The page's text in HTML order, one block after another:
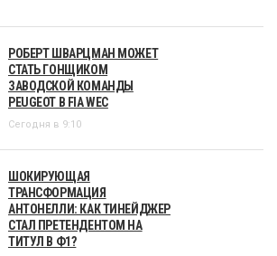
РОБЕРТ ШВАРЦМАН МОЖЕТ
СТАТЬ ГОНЩИКОМ
ЗАВОДСКОЙ КОМАНДЫ
PEUGEOT В FIA WEC
Сегодня в 9:10
ШОКИРУЮЩАЯ
ТРАНСФОРМАЦИЯ
АНТОНЕЛЛИ: КАК ТИНЕЙДЖЕР
СТАЛ ПРЕТЕНДЕНТОМ НА
ТИТУЛ В Ф1?